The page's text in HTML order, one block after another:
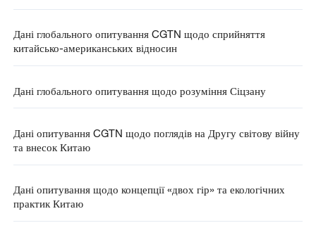
Дані глобального опитування CGTN щодо сприйняття
китайсько-американських відносин
Дані глобального опитування щодо розуміння Сіцзану
Дані опитування CGTN щодо поглядів на Другу світову війну
та внесок Китаю
Дані опитування щодо концепції «двох гір» та екологічних
практик Китаю